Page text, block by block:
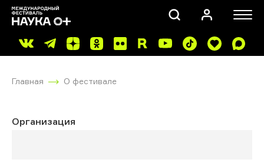
Главная О фестивале
Организация